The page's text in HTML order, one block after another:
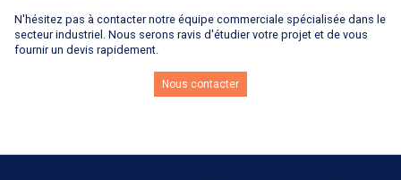
N'hésitez pas à contacter notre équipe commerciale spécialisée dans le
secteur industriel. Nous serons ravis d'étudier votre projet et de vous
fournir un devis rapidement.
Nous contacter